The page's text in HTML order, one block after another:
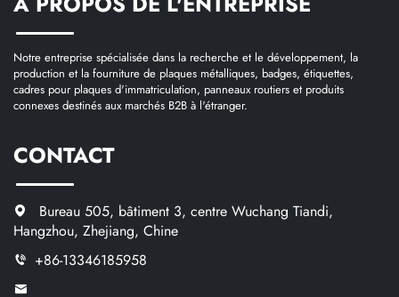
Notre entreprise spécialisée dans la recherche et le développement, la
production et la fourniture de plaques métalliques, badges, étiquettes,
cadres pour plaques d'immatriculation, panneaux routiers et produits
connexes destinés aux marchés B2B à l'étranger.
CONTACT
Bureau 505, bâtiment 3, centre Wuchang Tiandi,
Hangzhou, Zhejiang, Chine
+86-13346185958